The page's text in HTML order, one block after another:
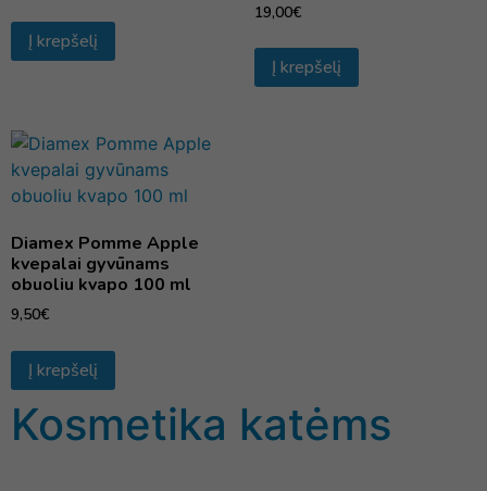
Į krepšelį
19,00€
Į krepšelį
Diamex Pomme Apple
kvepalai gyvūnams
obuoliu kvapo 100 ml
9,50€
Į krepšelį
Kosmetika katėms